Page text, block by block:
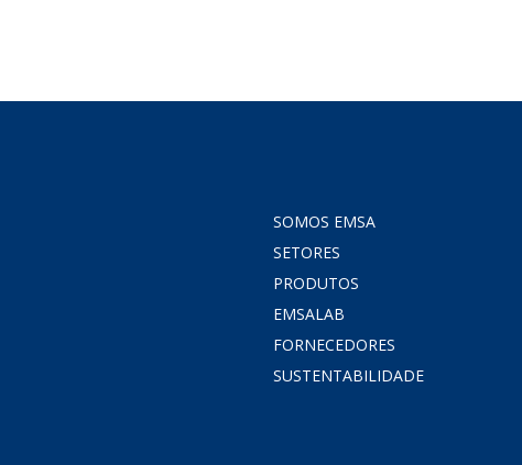
SOMOS EMSA
SETORES
PRODUTOS
EMSALAB
FORNECEDORES
SUSTENTABILIDADE